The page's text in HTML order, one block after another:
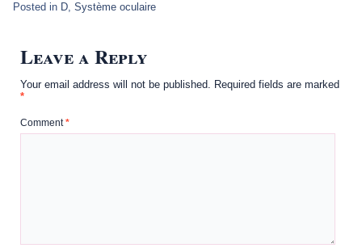
Posted in D,Système oculaire
Leave a Reply
Your email address will not be published. Required fields are marked
*
Comment*